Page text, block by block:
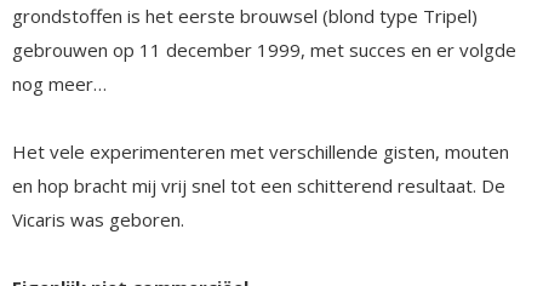
grondstoffen is het eerste brouwsel (blond type Tripel)
gebrouwen op 11 december 1999, met succes en er volgde
nog meer…
Het vele experimenteren met verschillende gisten, mouten
en hop bracht mij vrij snel tot een schitterend resultaat. De
Vicaris was geboren.